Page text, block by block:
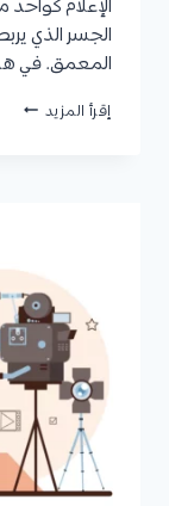
الإعلام
الجسر الذي
المعمق. في
إقرأ المزيد ماجستير